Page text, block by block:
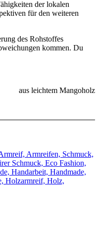
der lokalen
für den weiteren
des Rohstoffes
kommen. Du
aus leichtem Mangoholz